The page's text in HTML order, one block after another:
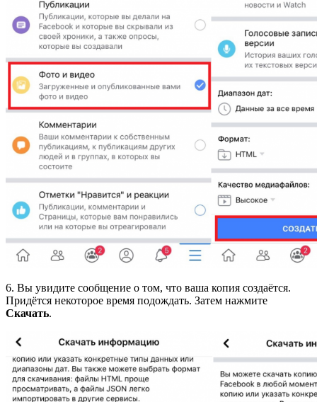
6. Вы увидите сообщение о том, что ваша копия создаётся.
Придётся некоторое время подождать. Затем нажмите
Скачать.